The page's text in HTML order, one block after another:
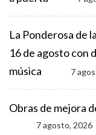
La Ponderosa de
16 de agosto con
música
7
Obras de mejora
7 agosto, 2026